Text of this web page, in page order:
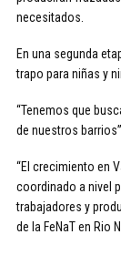
necesitados.
En una segunda
trapo para niñas y
“Tenemos que
de nuestros
“El crecimiento en
coordinado a nivel
trabajadores y
de la FeNaT en Rio